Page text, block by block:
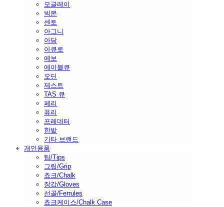
모글레이
빅본
센토
아그니
아담
아큐로
에보
에이블큐
오딘
제스트
TAS 큐
페리
퓨리
프레데터
한밭
기타 브랜드
개인용품
팁/Tips
그립/Grip
쵸크/Chalk
장갑/Gloves
선골/Ferrules
쵸크케이스/Chalk Case